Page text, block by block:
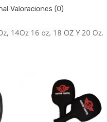
Valoraciones (0)
14Oz 16 oz, 18 OZ Y 20 Oz.